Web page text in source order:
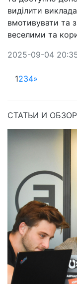
виділити
вмотивувати та
веселими та
2025-09-04
1234»
СТАТЬИ И